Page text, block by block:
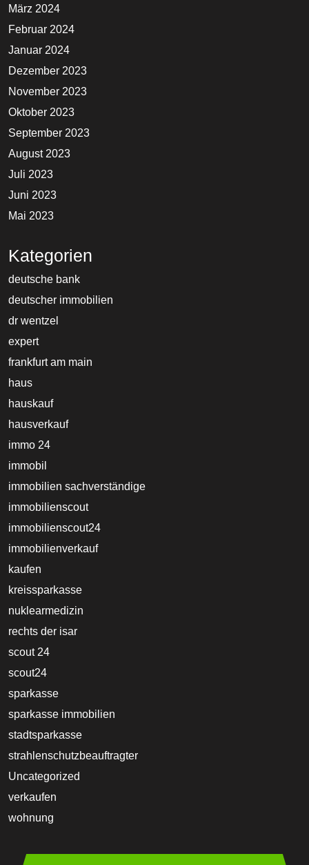
März 2024
Februar 2024
Januar 2024
Dezember 2023
November 2023
Oktober 2023
September 2023
August 2023
Juli 2023
Juni 2023
Mai 2023
Kategorien
deutsche bank
deutscher immobilien
dr wentzel
expert
frankfurt am main
haus
hauskauf
hausverkauf
immo 24
immobil
immobilien sachverständige
immobilienscout
immobilienscout24
immobilienverkauf
kaufen
kreissparkasse
nuklearmedizin
rechts der isar
scout 24
scout24
sparkasse
sparkasse immobilien
stadtsparkasse
strahlenschutzbeauftragter
Uncategorized
verkaufen
wohnung